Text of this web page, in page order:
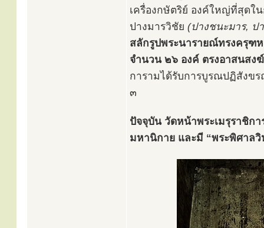
เครื่องกษัตริย์ องค์ใหญ่ที่สุดใ
ปางมารวิชัย (ปางชนะมาร, ป
สลักรูปพระนารายณ์ทรงครุฑ
จำนวน ๒๖ องค์ ตรงอาสนสง
การามได้รับการบูรณปฏิสังข
๓
ปัจจุบัน วัดหน้าพระเมรุราชิก
มหานิกาย และมี “พระพิศาลวิ